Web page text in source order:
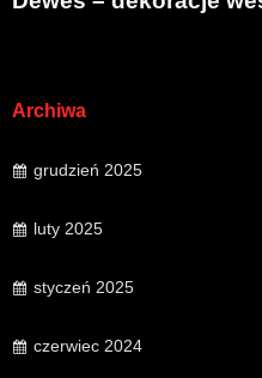
Archiwa
grudzień 2025
luty 2025
styczeń 2025
czerwiec 2024